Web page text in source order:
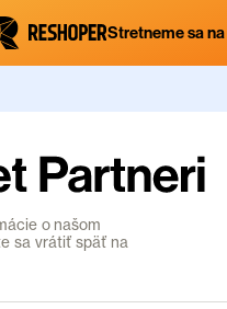
Stretneme sa na
o našom
sa vrátiť späť na